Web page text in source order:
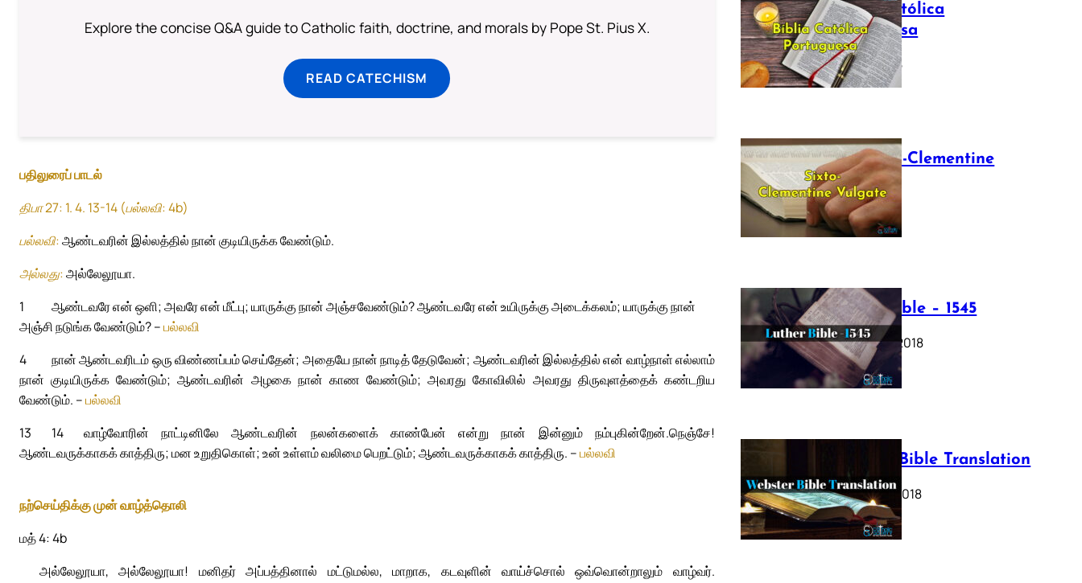
Explore the concise Q&A guide to Catholic faith, doctrine, and morals by Pope St. Pius X.
READ CATECHISM
பதிலுரைப் பாடல்
திபா 27: 1. 4. 13-14 (பல்லவி: 4b)
பல்லவி:ஆண்டவரின் இல்லத்தில் நான் குடியிருக்க வேண்டும்.
அல்லது:அல்லேலூயா.
1
ஆண்டவரே என் ஒளி; அவரே என் மீட்பு; யாருக்கு நான் அஞ்சவேண்டும்? ஆண்டவரே என் உயிருக்கு அடைக்கலம்; யாருக்கு நான்
அஞ்சி நடுங்க வேண்டும்? –பல்லவி
4
நான் ஆண்டவரிடம் ஒரு விண்ணப்பம் செய்தேன்; அதையே நான் நாடித் தேடுவேன்; ஆண்டவரின் இல்லத்தில் என் வாழ்நாள் எல்லாம்
நான் குடியிருக்க வேண்டும்; ஆண்டவரின் அழகை நான் காண வேண்டும்; அவரது கோவிலில் அவரது திருவுளத்தைக் கண்டறிய
வேண்டும். –பல்லவி
13
வாழ்வோரின் நாட்டினிலே ஆண்டவரின் நலன்களைக் காண்பேன் என்று நான் இன்னும் நம்புகின்றேன்.
14
நெஞ்சே!
ஆண்டவருக்காகக் காத்திரு; மன உறுதிகொள்; உன் உள்ளம் வலிமை பெறட்டும்; ஆண்டவருக்காகக் காத்திரு. –பல்லவி
நற்செய்திக்கு முன் வாழ்த்தொலி
மத் 4: 4b
அல்லேலூயா, அல்லேலூயா! மனிதர் அப்பத்தினால் மட்டுமல்ல, மாறாக, கடவுளின் வாய்ச்சொல் ஒவ்வொன்றாலும் வாழ்வர்.
Bíblia Católica
Portuguesa
July 16, 2025
The Sixto-Clementine
Vulgate
July 12, 2025
Luther Bible – 1545
October 17, 2018
Webster Bible Translation
October 11, 2018